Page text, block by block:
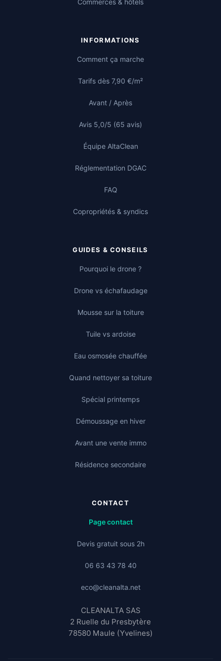
Commerces & hôtels
INFORMATIONS
Comment ça marche
Tarifs dès 7,90 €/m²
Avant / Après
Avis 5,0/5 (65 avis)
Équipe AltaClean
Réglementation DGAC
FAQ
Copropriétés & syndics
GUIDES & CONSEILS
Pourquoi le drone ?
Drone vs échafaudage
Mousse sur la toiture
Tuile vs ardoise
Eau osmosée chauffée
Quand nettoyer sa toiture
Spécial printemps
Démoussage en hiver
Avant une vente immo
Résidence secondaire
CONTACT
Page contact
Devis gratuit sous 2h
06 63 43 78 40
eco@cleanalta.net
CLEANALTA SAS
2 Ruelle du Presbytère
78580 Maule (Yvelines)